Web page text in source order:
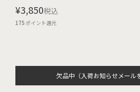
¥3,850税込
175ポイント還元
欠品中（入荷お知らせメール